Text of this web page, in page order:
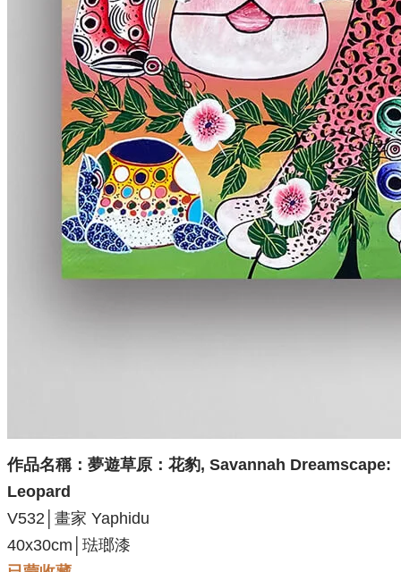
作品名稱： 夢遊草原：花豹, Savannah Dreamscape:
Leopard
V532 畫家 Yaphidu
40x30cm│琺瑯漆